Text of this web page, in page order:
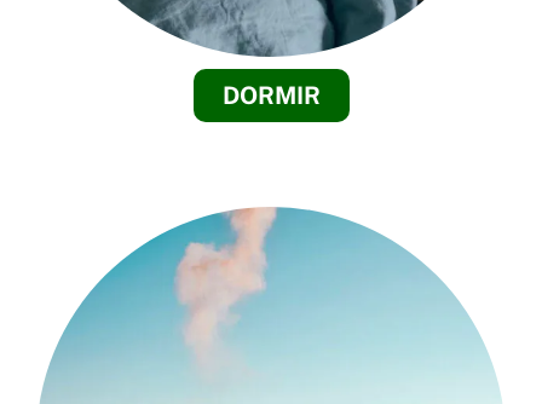
DORMIR